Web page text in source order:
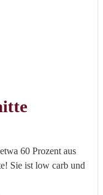
60 Prozent aus
Sie ist low carb und